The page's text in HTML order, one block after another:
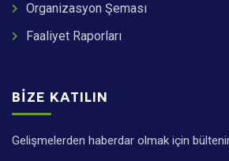
Organizasyon Şeması
Faaliyet Raporları
BIZE KATILIN
Gelişmelerden haberdar olmak için